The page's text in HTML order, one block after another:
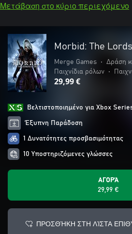
Μετάβαση στο κύριο περιεχόμενο
Morbid: The
Merge Games • Δράση
Παιχνίδια ρόλων
•
29,99 €
Βελτιστοποιημένο για Xbox
Έξυπνη Παράδοση
1 Δυνατότητες προσβασιμότητας
10 Υποστηριζόμενες γλώσσες
ΑΓΟΡΆ
29,99 €
ΠΡΟΣΘΉΚΗ ΣΤΗ ΛΊΣΤΑ